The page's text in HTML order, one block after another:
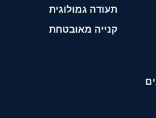
תעודה גמולוגית
קנייה מאובטחת